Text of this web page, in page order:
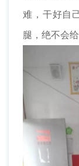
难，干好自
腿，绝不会